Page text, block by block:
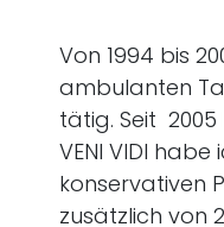
Von 1994 bis
ambulanten
tätig. Seit 2005
VENI VIDI habe
konservativen
zusätzlich von